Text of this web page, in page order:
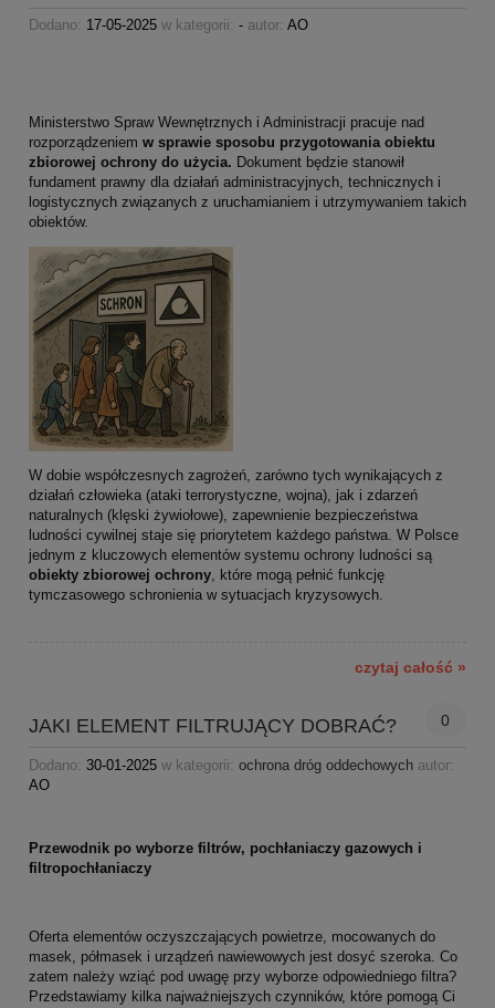
Dodano: 17-05-2025 w kategorii: - autor: AO
Ministerstwo Spraw Wewnętrznych i Administracji pracuje nad
rozporządzeniem w sprawie sposobu przygotowania obiektu
zbiorowej ochrony do użycia. Dokument będzie stanowił
fundament prawny dla działań administracyjnych, technicznych i
logistycznych związanych z uruchamianiem i utrzymywaniem takich
obiektów.
W dobie współczesnych zagrożeń, zarówno tych wynikających z
działań człowieka (ataki terrorystyczne, wojna), jak i zdarzeń
naturalnych (klęski żywiołowe), zapewnienie bezpieczeństwa
ludności cywilnej staje się priorytetem każdego państwa. W Polsce
jednym z kluczowych elementów systemu ochrony ludności są
obiekty zbiorowej ochrony, które mogą pełnić funkcję
tymczasowego schronienia w sytuacjach kryzysowych.
czytaj całość »
JAKI ELEMENT FILTRUJĄCY DOBRAĆ? 0
Dodano: 30-01-2025 w kategorii: ochrona dróg oddechowych autor:
AO
Przewodnik po wyborze filtrów, pochłaniaczy gazowych i
filtropochłaniaczy
Oferta elementów oczyszczających powietrze, mocowanych do
masek, półmasek i urządzeń nawiewowych jest dosyć szeroka. Co
zatem należy wziąć pod uwagę przy wyborze odpowiedniego filtra?
Przedstawiamy kilka najważniejszych czynników, które pomogą Ci